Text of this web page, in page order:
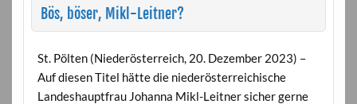
Bös, böser, Mikl-Leitner?
St. Pölten (Niederösterreich, 20. Dezember 2023) –
Auf diesen Titel hätte die niederösterreichische
Landeshauptfrau Johanna Mikl-Leitner sicher gerne